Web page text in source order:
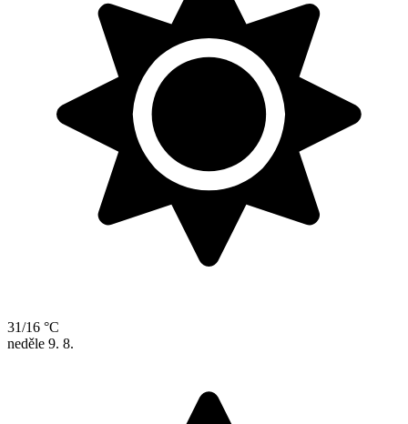
31/16 °C
neděle 9. 8.